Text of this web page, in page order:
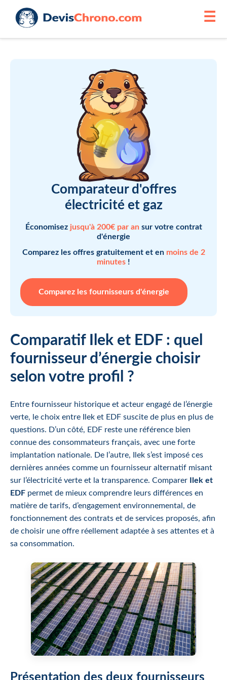
☰
Comparateur d'offres
électricité et gaz
Économisez jusqu'à 200€ par an sur votre contrat
d'énergie
Comparez les offres gratuitement et en moins de 2
minutes !
Comparez les fournisseurs d'énergie
Comparatif Ilek et EDF : quel
fournisseur d’énergie choisir
selon votre profil ?
Entre fournisseur historique et acteur engagé de l’énergie
verte, le choix entre Ilek et EDF suscite de plus en plus de
questions. D’un côté, EDF reste une référence bien
connue des consommateurs français, avec une forte
implantation nationale. De l’autre, Ilek s’est imposé ces
dernières années comme un fournisseur alternatif misant
sur l’électricité verte et la transparence. Comparer
Ilek et
EDF permet de mieux comprendre leurs différences en
matière de tarifs, d’engagement environnemental, de
fonctionnement des contrats et de services proposés, afin
de choisir une offre réellement adaptée à ses attentes et à
sa consommation.
Présentation des deux fournisseurs